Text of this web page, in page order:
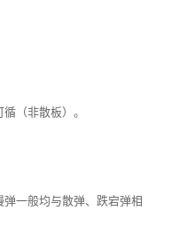
（非散板）。
一般均与散弹、跌宕弹相